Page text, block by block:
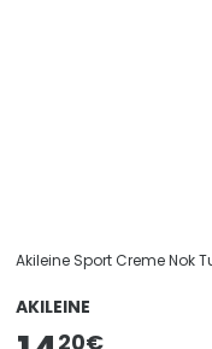
Akileine Sport Creme Nok
AKILEINE
20€